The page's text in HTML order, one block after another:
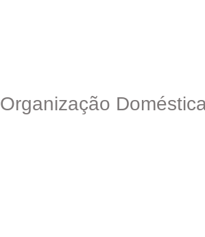
Organização